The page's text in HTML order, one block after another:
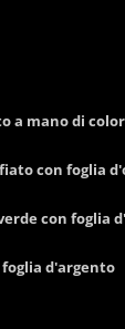
a mano di
con foglia
con foglia
foglia d'argento